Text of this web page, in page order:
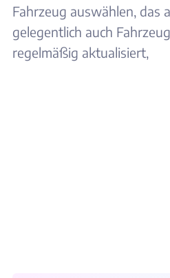
Fahrzeug auswählen, das
gelegentlich auch
regelmäßig aktualisiert,